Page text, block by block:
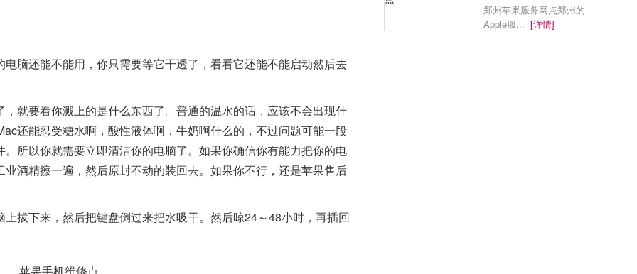
还能不能用，你只需要等它干透了，看看它还能不能启动然后去
要看你溅上的是什么东西了。普通的温水的话，应该不会出现什
还能忍受糖水啊，酸性液体啊，牛奶啊什么的，不过问题可能一段
所以你就需要立即清洁你的电脑了。如果你确信你有能力把你的电
酒精擦一遍，然后原封不动的装回去。如果你不行，还是苹果售后
下来，然后把键盘倒过来把水吸干。然后晾24～48小时，再插回
郑州苹果服务网点郑州的
Apple服... [详情]